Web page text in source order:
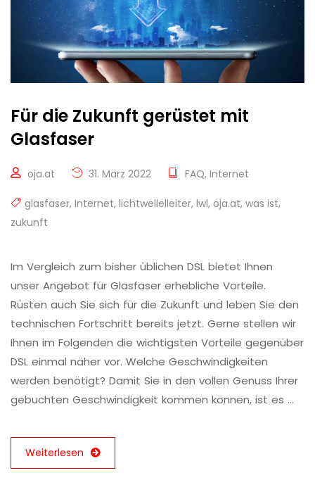
Für die Zukunft gerüstet mit
Glasfaser
oja.at 31. März 2022 FAQ, Internet
glasfaser, Internet, lichtwellelleiter, lwl, oja.at, was ist,
zukunft
Im Vergleich zum bisher üblichen DSL bietet Ihnen
unser Angebot für Glasfaser erhebliche Vorteile.
Rüsten auch Sie sich für die Zukunft und leben Sie den
technischen Fortschritt bereits jetzt. Gerne stellen wir
Ihnen im Folgenden die wichtigsten Vorteile gegenüber
DSL einmal näher vor. Welche Geschwindigkeiten
werden benötigt? Damit Sie in den vollen Genuss Ihrer
gebuchten Geschwindigkeit kommen können, ist es …
Weiterlesen